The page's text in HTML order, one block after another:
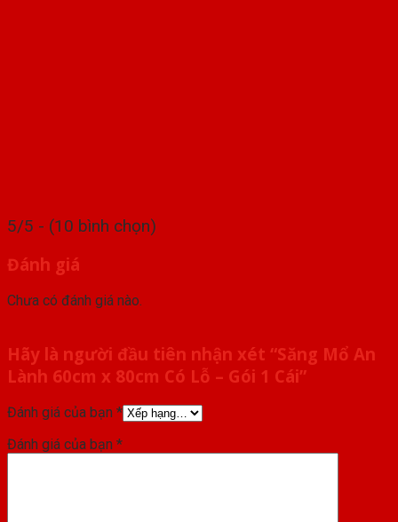
5/5 - (10 bình chọn)
Đánh giá
Chưa có đánh giá nào.
Hãy là người đầu tiên nhận xét “Săng Mổ An
Lành 60cm x 80cm Có Lỗ – Gói 1 Cái”
Đánh giá của bạn *
Đánh giá của bạn *